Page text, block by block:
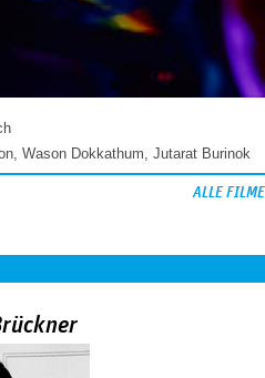
, Wason Dokkathum, Jutarat Burinok
ALLE FILME